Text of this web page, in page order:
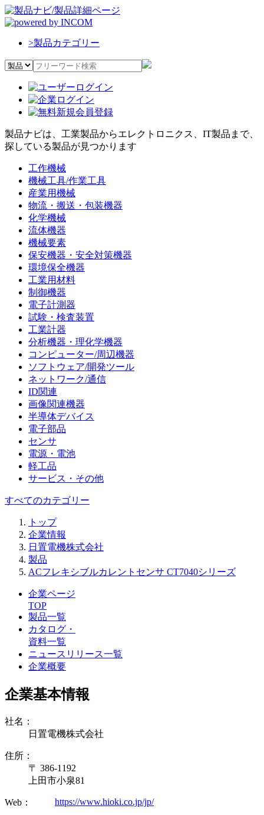
>製品カテゴリー
製品ナビは、工業製品からエレクトロニクス、IT製品まで、
探している製品が見つかります
工作機械
機械工具/作業工具
産業用機械
物流・搬送・包装機器
化学機械
流体機器
機械要素
保安機器・安全対策機器
環境保全機器
工業用材料
制御機器
電子計測器
試験・検査装置
工業計器
分析機器・理化学機器
コンピューター/周辺機器
ソフトウェア/開発ツール
ネットワーク/通信
ID関連
画像関連機器
半導体デバイス
電子部品
センサ
電源・電池
軽工品
サービス・その他
すべてのカテゴリー
トップ
企業情報
日置電機株式会社
製品
ACフレキシブルカレントセンサ CT7040シリーズ
企業ページ
TOP
製品一覧
カタログ・
資料一覧
ニュースリリース一覧
企業概要
企業基本情報
社名：
日置電機株式会社
住所：
〒 386-1192
上田市小泉81
Web： https://www.hioki.co.jp/jp/